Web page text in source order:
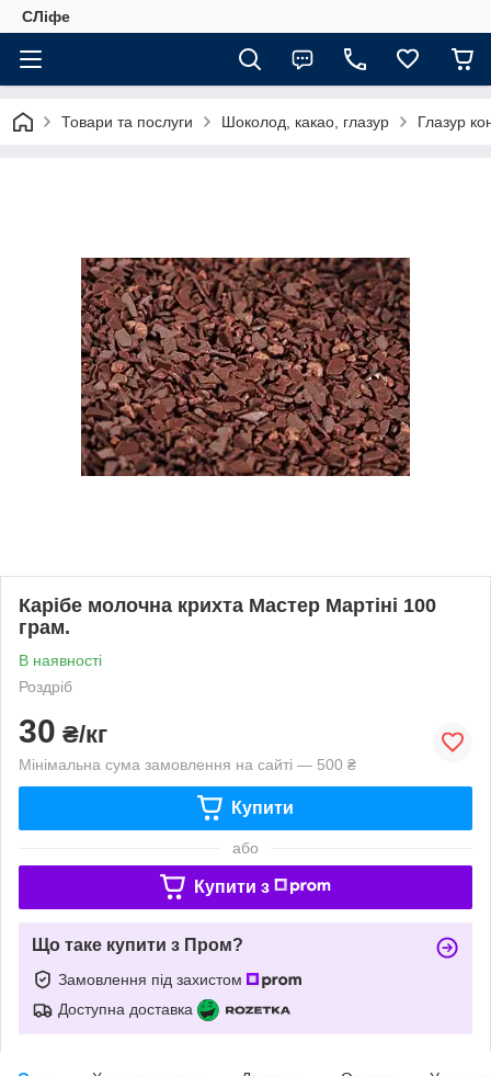
СЛіфе
Товари та послуги Шоколод, какао, глазур Глазур
Карібе молочна крихта Мастер Мартіні 100
грам.
В наявності
Роздріб
30 ₴/кг
Мінімальна сума замовлення на сайті — 500 ₴
Купити
або
Купити з
Що таке купити з Пром?
Замовлення під захистом
Доступна доставка